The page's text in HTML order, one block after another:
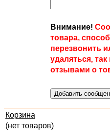
Внимание!
товара,
перезвонить
удаляться,
отзывами о
Корзина
(нет товаров)